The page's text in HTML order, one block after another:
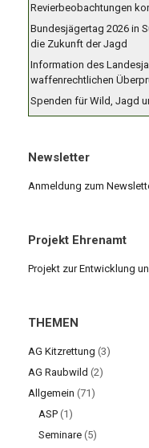
Revierbeobachtungen
Bundesjägertag 2026 in
die Zukunft der Jagd
Information des
waffenrechtlichen
Spenden für Wild, Jagd
Newsletter
Anmeldung zum
Projekt Ehrenamt
Projekt zur Entwicklung
THEMEN
AG Kitzrettung (3)
AG Raubwild (2)
Allgemein (71)
ASP (1)
Seminare (5)